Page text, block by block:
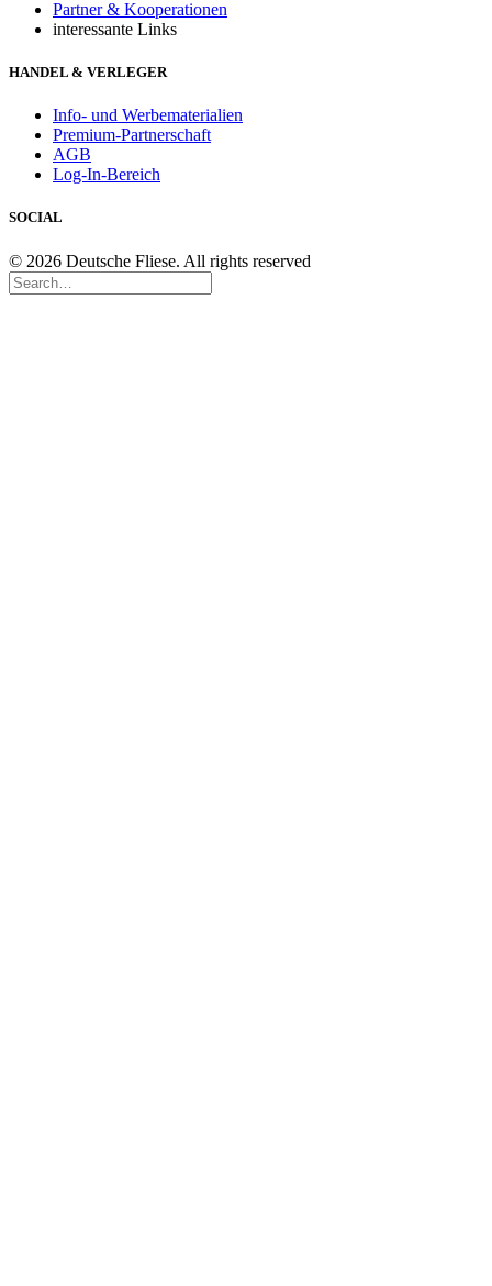
Partner & Kooperationen
interessante Links
HANDEL & VERLEGER
Info- und Werbematerialien
Premium-Partnerschaft
AGB
Log-In-Bereich
SOCIAL
© 2026 Deutsche Fliese. All rights reserved